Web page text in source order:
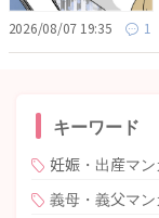
2026/08/07 19:35 1
キーワード
妊娠・出産マン
義母・義父マン